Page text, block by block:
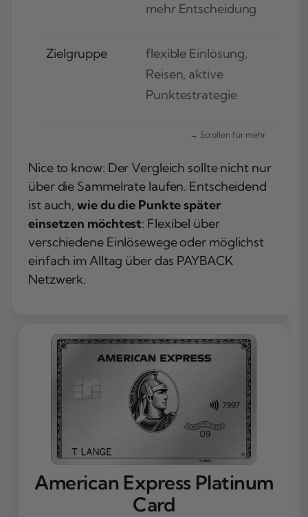
mehr Entscheidung
Zielgruppe
flexible Einlösung,
Reisen, aktive
Punktestrategie
Nice to know: Der Vergleich sollte nicht nur
über die Sammelrate laufen. Entscheidend
ist auch,wie du die Punkte später
einsetzen möchtest: Flexibel über
verschiedene Einlösewege oder möglichst
einfach im Alltag über das PAYBACK
Netzwerk.
American Express Platinum
Card